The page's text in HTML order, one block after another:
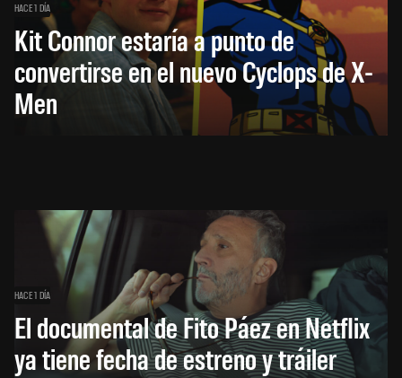
HACE 1 DÍA
Kit Connor estaría a punto de
convertirse en el nuevo Cyclops de X-
Men
HACE 1 DÍA
El documental de Fito Páez en Netflix
ya tiene fecha de estreno y tráiler